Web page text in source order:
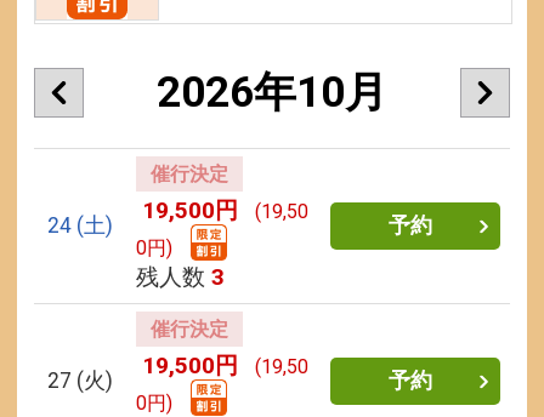
2026年10月
24 (土)
催行決定
19,500円
(19,50
0円)
残人数 3
予約
27 (火)
催行決定
19,500円
(19,50
0円)
予約